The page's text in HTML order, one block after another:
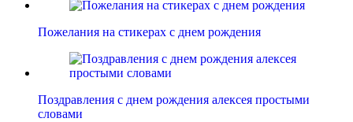
Пожелания на стикерах с днем рождения
Поздравления с днем рождения алексея простыми
словами